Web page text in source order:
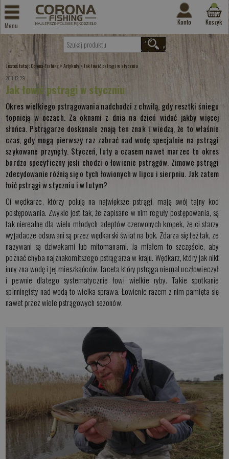
Menu Konto Koszyk
Jesteś tutaj: Corona-Fishing >Artykuły > Jak łowić pstrągi w styczniu
2011-12-29
Jak łowić pstrągi w styczniu
Okres wielkiego pstrągowania nadchodzi z chwilą, gdy resztki śniegu
topnieją w oczach. Za oknami z dnia na dzień widać jakby więcej
słońca. Pstrągarze doskonale znają ten znak i wiedzą, że to właśnie
czas, gdy mogą pierwszy raz zabrać nad wodę specjalnie na pstrągi
szykowane przynęty. Styczeń, luty a czasem nawet marzec to okres
bardzo specyficzny jesli chodzi o łowienie pstrągów. Zimowe pstrągi
zdecydowanie różnią się o tych łowionych w lipcu i sierpniu. Jak zatem
łoić pstrągi w styczniu i w lutym?
Ci wędkarze, którzy polują na największe pstrągi, mają swój tajny kod
postępowania. Zwykle jest tak, że zapisane w nim reguły postępowania, są
tak nierealne dla wielu młodych adeptów czerwonych kropek, że ci starzy
wyjadacze odsuwani są przez wędkarski świat na bok. Zdarza się też tak, ze
nazywani są dziwakami lub mitomanami. Ja miałem to szczęście, aby
poznać chyba najznakomitszego pstrągarza w kraju. Wędkarz, który jak nikt
inny zna wodę i jej mieszkańców, faceta który pstrąga niemal uczłowieczył
i pewnie dlatego systematycznie łowi wielkie ryby. Takie spotkanie
spinningisty nad wodą to wielka sprawa. Łowienie razem z nim pamięta się
nawet przez wiele pstrągowych sezonów.